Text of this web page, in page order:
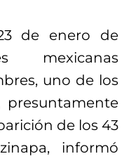
de enero de
mexicanas
uno de los
presuntamente
de los 43
informó